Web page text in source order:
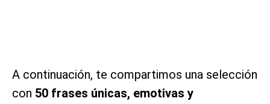
A continuación, te compartimos una selección
con 50 frases únicas, emotivas y